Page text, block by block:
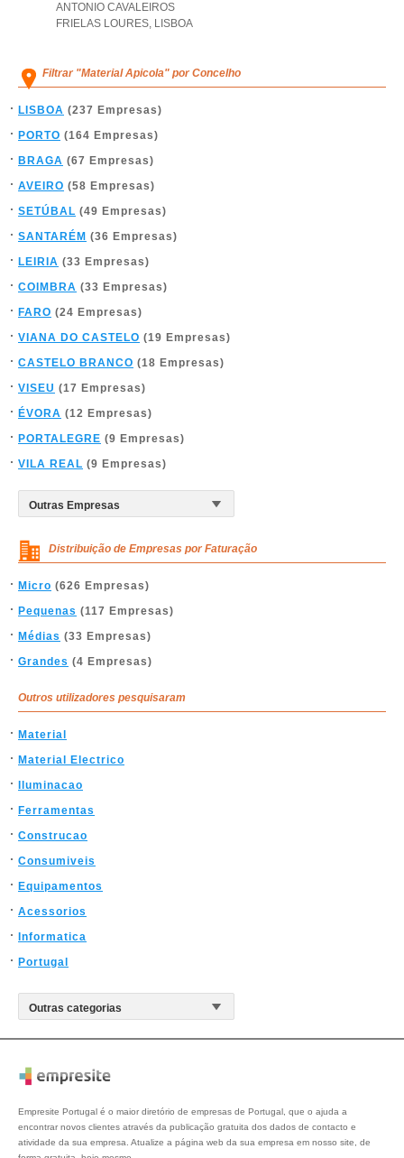
ANTONIO CAVALEIROS
FRIELAS LOURES, LISBOA
Filtrar "Material Apicola" por Concelho
LISBOA (237 Empresas)
PORTO (164 Empresas)
BRAGA (67 Empresas)
AVEIRO (58 Empresas)
SETÚBAL (49 Empresas)
SANTARÉM (36 Empresas)
LEIRIA (33 Empresas)
COIMBRA (33 Empresas)
FARO (24 Empresas)
VIANA DO CASTELO (19 Empresas)
CASTELO BRANCO (18 Empresas)
VISEU (17 Empresas)
ÉVORA (12 Empresas)
PORTALEGRE (9 Empresas)
VILA REAL (9 Empresas)
Distribuição de Empresas por Faturação
Micro (626 Empresas)
Pequenas (117 Empresas)
Médias (33 Empresas)
Grandes (4 Empresas)
Outros utilizadores pesquisaram
Material
Material Electrico
Iluminacao
Ferramentas
Construcao
Consumiveis
Equipamentos
Acessorios
Informatica
Portugal
Empresite Portugal é o maior diretório de empresas de Portugal, que o ajuda a
encontrar novos clientes através da publicação gratuita dos dados de contacto e
atividade da sua empresa. Atualize a página web da sua empresa em nosso site, de